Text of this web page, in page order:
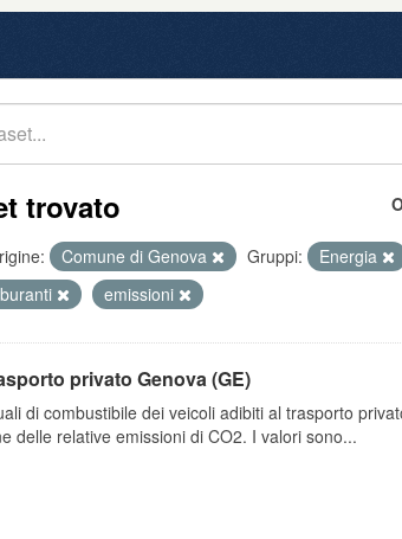
trovato
Comune di Genova Gruppi: Energia
emissioni
privato Genova (GE)
di combustibile dei veicoli adibiti al trasporto
delle relative emissioni di CO2. I valori sono...